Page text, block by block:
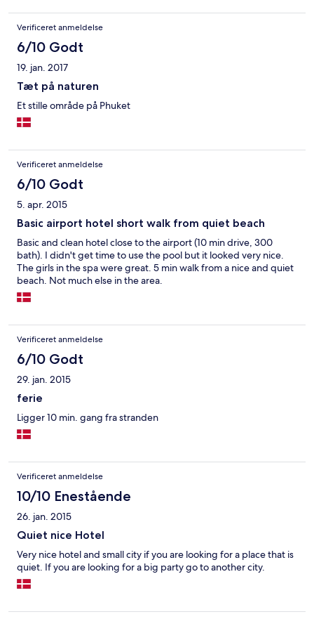
further away from any crowded area.
Verificeret anmeldelse
6/10 Godt
19. jan. 2017
Tæt på naturen
Et stille område på Phuket
Verificeret anmeldelse
6/10 Godt
5. apr. 2015
Basic airport hotel short walk from quiet beach
Basic and clean hotel close to the airport (10 min drive, 300
bath). I didn't get time to use the pool but it looked very nice.
The girls in the spa were great. 5 min walk from a nice and quiet
beach. Not much else in the area.
Verificeret anmeldelse
6/10 Godt
29. jan. 2015
ferie
Ligger 10 min. gang fra stranden
Verificeret anmeldelse
10/10 Enestående
26. jan. 2015
Quiet nice Hotel
Very nice hotel and small city if you are looking for a place that is
quiet. If you are looking for a big party go to another city.